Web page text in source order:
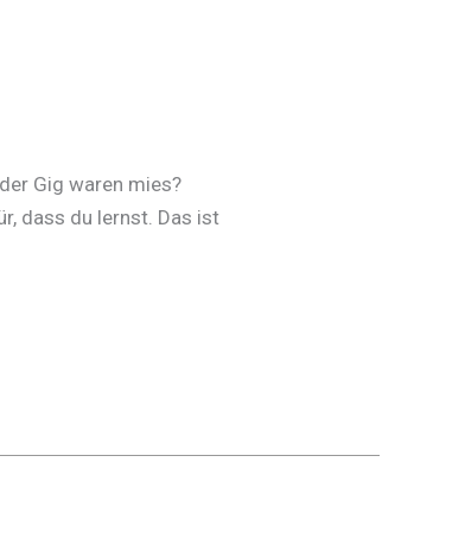
Gig waren mies?
dass du lernst. Das ist